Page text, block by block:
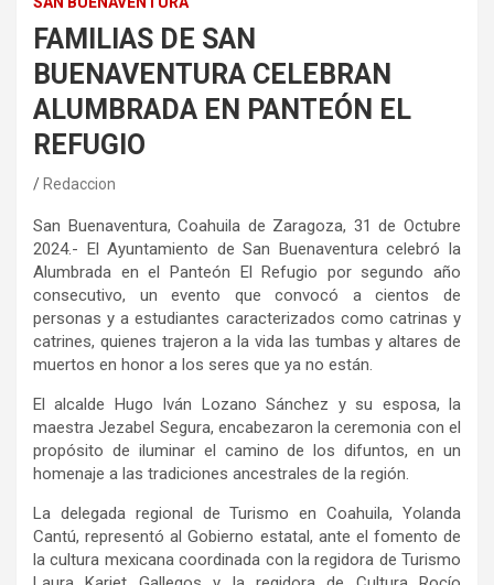
FAMILIAS DE SAN
BUENAVENTURA CELEBRAN
ALUMBRADA EN PANTEÓN EL
REFUGIO
Redaccion
San Buenaventura, Coahuila de Zaragoza, 31 deOctubre
2024.-
El Ayuntamiento de San Buenaventura celebró la
Alumbrada en el Panteón El Refugio por segundo año
consecutivo, un evento que convocó a cientos de
personas y a estudiantes caracterizados como catrinas y
catrines, quienes trajeron a la vida las tumbas y altares de
muertos en honor a los seres que ya no están.
El alcalde Hugo Iván Lozano Sánchez y su esposa, la
maestra Jezabel Segura, encabezaron la ceremonia con el
propósito de iluminar el camino de los difuntos, en un
homenaje a las tradiciones ancestrales de la región.
La delegada regional de Turismo en Coahuila, Yolanda
Cantú, representó al Gobierno estatal, ante el fomento de
la cultura mexicanacoordinada con la regidora de Turismo